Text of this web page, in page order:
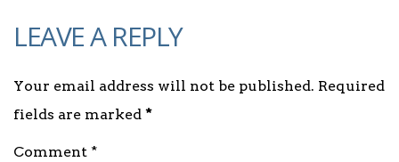
LEAVE A REPLY
Your email address will not be published. Required
fields are marked *
Comment *